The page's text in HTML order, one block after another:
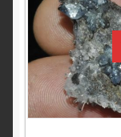
Mon compte
Blog
Achat
Contactez-nous